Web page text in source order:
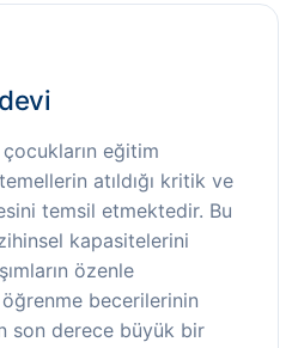
eğitim
atıldığı kritik ve
temsil etmektedir. Bu
kapasitelerini
özenle
öğrenme becerilerinin
son derece büyük bir